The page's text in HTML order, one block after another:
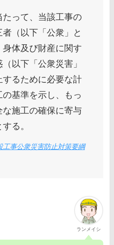
って、当該工事の
（以下「公衆」と
体及び財産に関す
以下「公衆災害」
するために必要な計
基準を示し、もっ
施工の確保に寄与
る。
工事公衆災害防止対策要綱
ランメイシ